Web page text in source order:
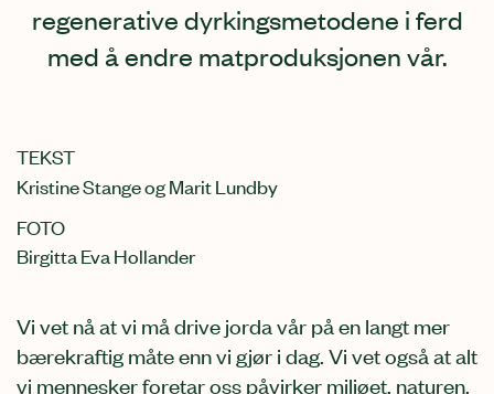
regenerative dyrkingsmetodene i ferd
med å endre matproduksjonen vår.
TEKST
Kristine Stange og Marit Lundby
FOTO
Birgitta Eva Hollander
Vi vet nå at vi må drive jorda vår på en langt mer
bærekraftig måte enn vi gjør i dag Vi vetogså at alt
vi mennesker foretar oss påvirker miljøet, naturen,